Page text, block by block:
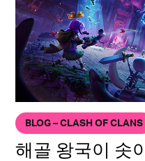
BLOG – CLASH OF CLANS
해골 왕국이 솟